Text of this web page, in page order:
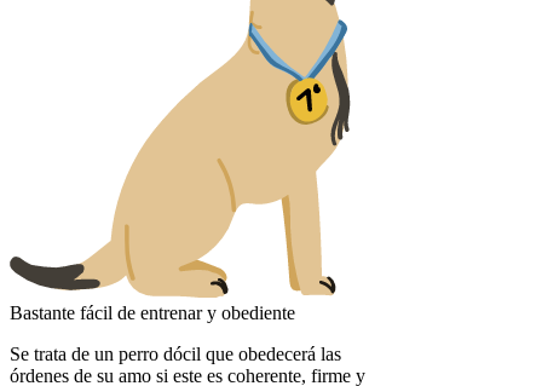
Bastante fácil de entrenar y obediente
Se trata de un perro dócil que obedecerá las
órdenes de su amo si este es coherente, firme y